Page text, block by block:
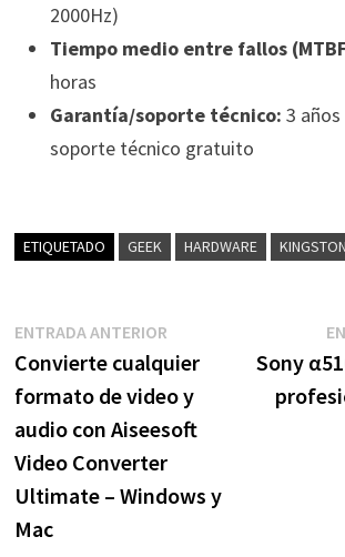
2000Hz)
Tiempo medio entre fallos
horas
Garantía/soporte técnico: 3
soporte técnico gratuito
ETIQUETADO GEEK HARDWARE KINGSTON
Navegación
de
entradas
ENTRADA ANTERIOREntrada
anterior:
Convierte cualquier
formato de video y
audio con Aiseesoft
Video Converter
Ultimate – Windows y
Mac
Sony